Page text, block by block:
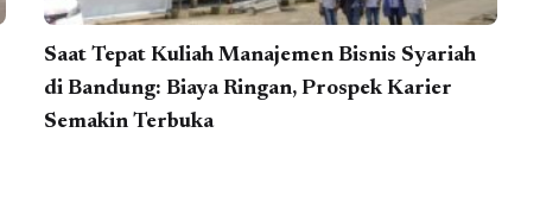
Saat Tepat Kuliah Manajemen Bisnis Syariah
di Bandung: Biaya Ringan, Prospek Karier
Semakin Terbuka